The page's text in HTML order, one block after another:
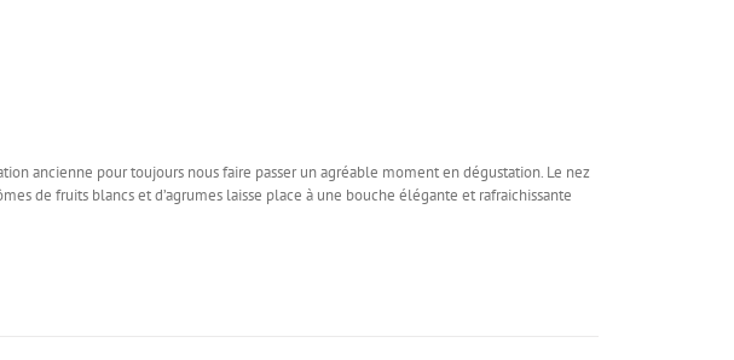
ancienne pour toujours nous faire passer un agréable moment en dégustation. Le nez
de fruits blancs et d’agrumes laisse place à une bouche élégante et rafraichissante